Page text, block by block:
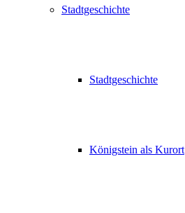
Stadtgeschichte
Stadtgeschichte
Königstein als Kurort